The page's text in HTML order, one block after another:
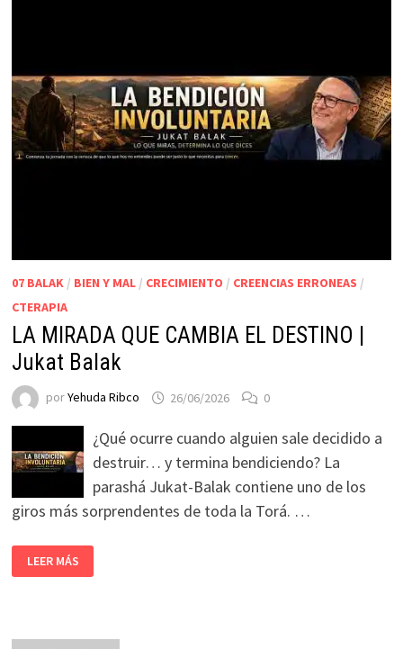
07 BALAK/ BIEN Y MAL/ CRECIMIENTO / CREENCIAS ERRONEAS /
CTERAPIA
LA MIRADA QUE CAMBIA EL DESTINO |
Jukat Balak
porYehuda Ribco 26/06/2026 0
¿Qué ocurre cuando alguien sale decidido a
destruir… y termina bendiciendo? La
parashá Jukat-Balak contiene uno de los
giros más sorprendentes de toda la Torá. …
LEER MÁS